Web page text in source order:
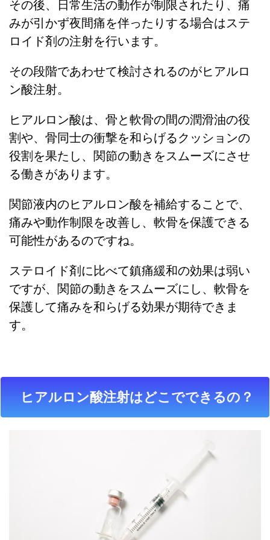
その後、日常生活の動作が制限されたり、痛
みが引かず夜間痛を伴ったりする場合はステ
ロイド剤の注射を行います。
その段階であわせて検討されるのがヒアルロ
ン酸注射。
ヒアルロン酸は、骨と軟骨の間の潤滑油の役
割や、骨同士の衝撃を和らげるクッションの
役割を果たし、関節の動きをスムーズにさせ
る働きがあります。
関節液内のヒアルロン酸を補給することで、
痛みや動作制限を改善し、軟骨を保護できる
可能性があるのですね。
ステロイド剤に比べて鎮痛緩和の効果は弱い
ですが、関節の動きをスムーズにし、軟骨を
保護して痛みを和らげる効果が期待できま
す。
ヒアルロン酸注射はどこでできるの？